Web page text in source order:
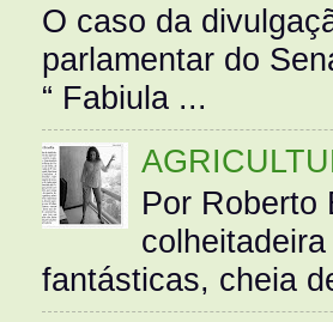
O caso da
parlamentar do
“ Fabiula ...
Por Roberto
fantásticas, cheia